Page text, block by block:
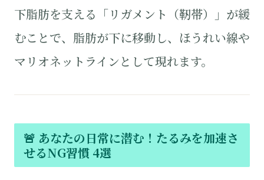
下脂肪を支える「リガメント（靭帯）」が緩
むことで、脂肪が下に移動し、ほうれい線や
マリオネットラインとして現れます。
🚨 あなたの日常に潜む！たるみを加速さ
せるNG習慣 4選